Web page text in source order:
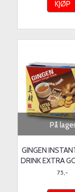
KJØP
På lager
GINGEN
DRINK EXTRA
75,-